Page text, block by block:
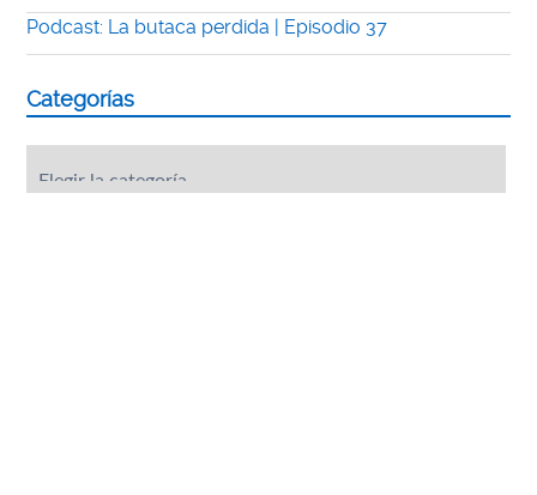
Podcast: La butaca perdida | Episodio 37
Categorías